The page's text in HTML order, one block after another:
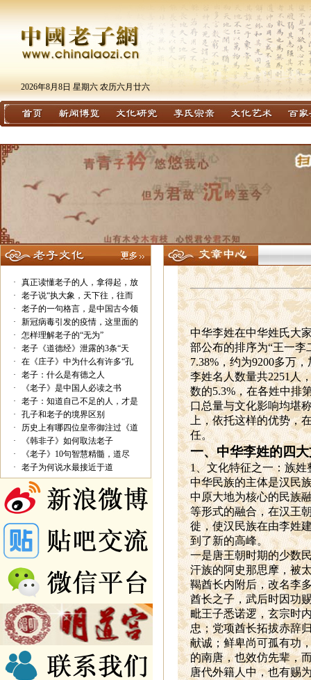
2026年8月8日 星期六 农历六月廿六
·
真正读懂老子的人，拿得起，放
·
老子说“执大象，天下往，往而
·
老子的一句格言，是中国古今领
·
新冠病毒引发的疫情，这里面的
·
怎样理解老子的“无为”
·
老子《道德经》泄露的3条“天
·
在《庄子》中为什么有许多“孔
·
老子：什么是有德之人
·
《老子》是中国人必读之书
·
老子：知道自己不足的人，才是
·
孔子和老子的境界区别
·
历史上有哪四位皇帝御注过《道
·
《韩非子》如何取法老子
·
《老子》10句智慧精髓，道尽
·
老子为何说水最接近于道
中华李姓在中华姓氏大
部公布的排序为“王一李
7.38%，约为9200多万
李姓名人数量共2251人
数的5.3%，在各姓中排
口总量与文化影响均堪
上，依托这样的优势，
任。
一、中华李姓的四
1、文化特征之一：族姓
中华民族的主体是汉民
中原大地为核心的民族
等形式的融合，在汉王
徙，使汉民族在由李姓
到了新的高峰。
一是唐王朝时期的少数
汗族的阿史那思摩，被
鞨酋长内附后，改名李
酋长之子，武后时因功
毗王子悉诺逻，玄宗时
忠；党项酋长拓拔赤辞
献诚；鲜卑尚可孤有功
的南唐，也效仿先辈，
唐代外籍人中，也有赐